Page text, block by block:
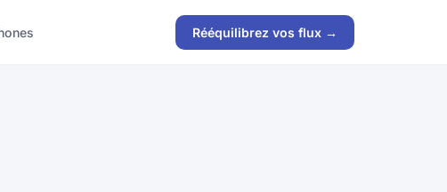
Rééquilibrez vos flux →